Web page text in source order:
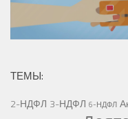
ТЕМЫ:
2-НДФЛ 3-НДФЛ 6-НДФЛ